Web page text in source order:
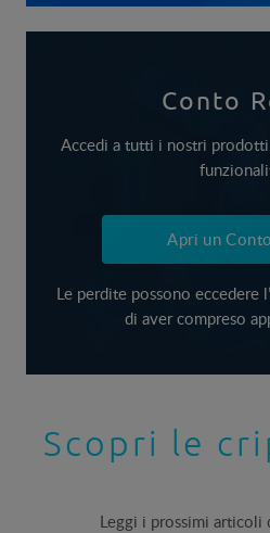
Conto
Accedi a tutti i nostri
Apri un
Le perdite possono eccedere
di aver compreso
Scopri le
Leggi i prossimi articoli